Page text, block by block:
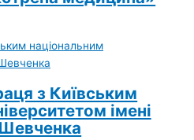
з Київським
імені